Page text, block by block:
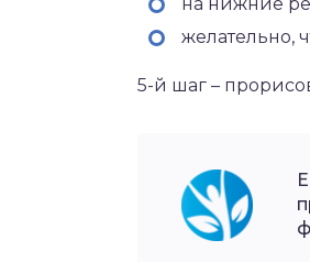
желательно,
5-й шаг –